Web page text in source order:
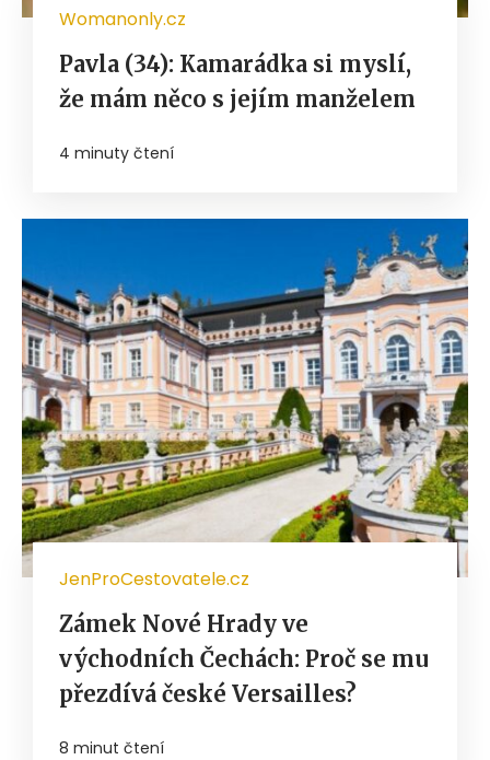
Womanonly.cz
Pavla (34): Kamarádka si myslí,
že mám něco s jejím manželem
4 minuty čtení
JenProCestovatele.cz
Zámek Nové Hrady ve
východních Čechách: Proč se mu
přezdívá české Versailles?
8 minut čtení